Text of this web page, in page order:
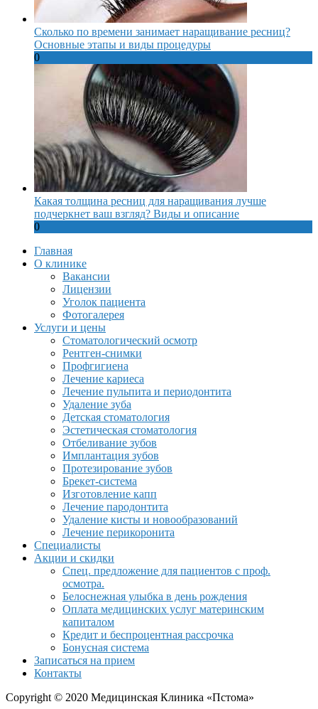
Сколько по времени занимает наращивание ресниц?
Основные этапы и виды процедуры
0
Какая толщина ресниц для наращивания лучше
подчеркнет ваш взгляд? Виды и описание
0
Главная
О клинике
Вакансии
Лицензии
Уголок пациента
Фотогалерея
Услуги и цены
Стоматологический осмотр
Рентген-снимки
Профгигиена
Лечение кариеса
Лечение пульпита и периодонтита
Удаление зуба
Детская стоматология
Эстетическая стоматология
Отбеливание зубов
Имплантация зубов
Протезирование зубов
Брекет-система
Изготовление капп
Лечение пародонтита
Удаление кисты и новообразований
Лечение перикоронита
Специалисты
Акции и скидки
Спец. предложение для пациентов с проф.
осмотра.
Белоснежная улыбка в день рождения
Оплата медицинских услуг материнским
капиталом
Кредит и беспроцентная рассрочка
Бонусная система
Записаться на прием
Контакты
Copyright © 2020 Медицинская Клиника «Пстома»